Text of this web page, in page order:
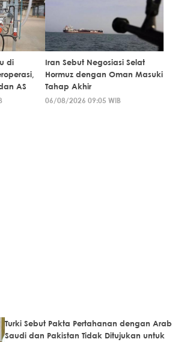
di
AS
Iran Sebut Negosiasi Selat
Hormuz dengan Oman Masuki
Tahap Akhir
06/08/2026 09:05 WIB
Turki Sebut Pakta Pertahanan dengan Arab
Saudi dan Pakistan Tidak Ditujukan untuk